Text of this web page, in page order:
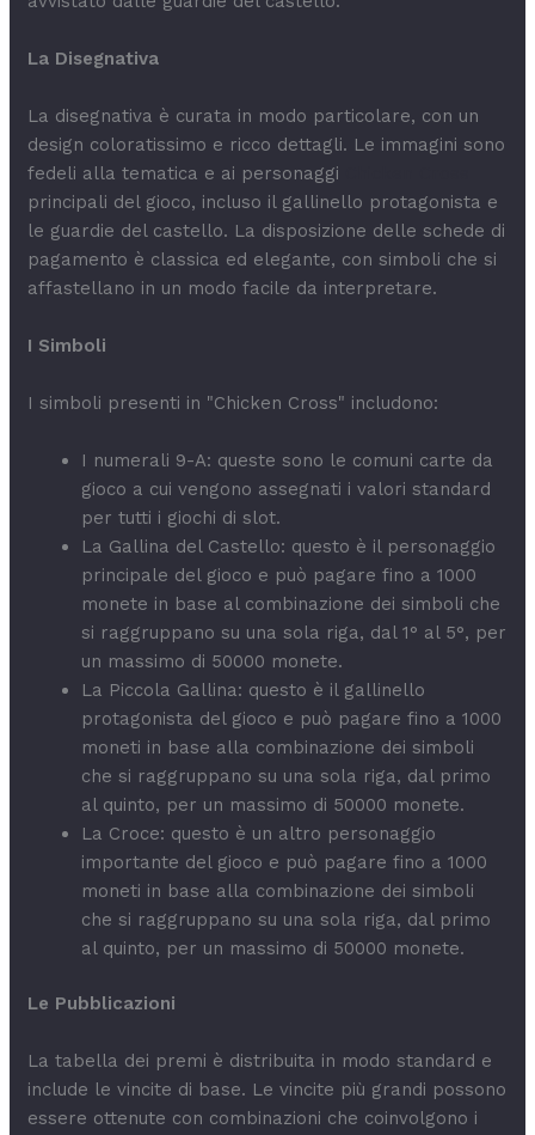
La Disegnativa
La disegnativa è curata in modo particolare, con un
design coloratissimo e ricco dettagli. Le immagini sono
fedeli alla tematica e ai personaggi
principali del gioco, incluso il gallinello protagonista e
le guardie del castello. La disposizione delle schede di
pagamento è classica ed elegante, con simboli che si
affastellano in un modo facile da interpretare.
I Simboli
I simboli presenti in "Chicken Cross" includono:
I numerali 9-A: queste sono le comuni carte da
gioco a cui vengono assegnati i valori standard
per tutti i giochi di slot.
La Gallina del Castello: questo è il personaggio
principale del gioco e può pagare fino a 1000
monete in base al combinazione dei simboli che
si raggruppano su una sola riga, dal 1° al 5°, per
un massimo di 50000 monete.
La Piccola Gallina: questo è il gallinello
protagonista del gioco e può pagare fino a 1000
moneti in base alla combinazione dei simboli
che si raggruppano su una sola riga, dal primo
al quinto, per un massimo di 50000 monete.
La Croce: questo è un altro personaggio
importante del gioco e può pagare fino a 1000
moneti in base alla combinazione dei simboli
che si raggruppano su una sola riga, dal primo
al quinto, per un massimo di 50000 monete.
Le Pubblicazioni
La tabella dei premi è distribuita in modo standard e
include le vincite di base. Le vincite più grandi possono
essere ottenute con combinazioni che coinvolgono i